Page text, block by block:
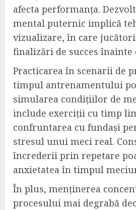
afecta performanța.
mental puternic implică
vizualizare, în care
finalizări de succes înainte
Practicarea în scenarii de
timpul antrenamentului
simularea condițiilor de
include exerciții cu timp
confruntarea cu fundași
stresul unui meci real.
încrederii prin repetare
anxietatea în timpul
În plus, menținerea
procesului mai degrabă